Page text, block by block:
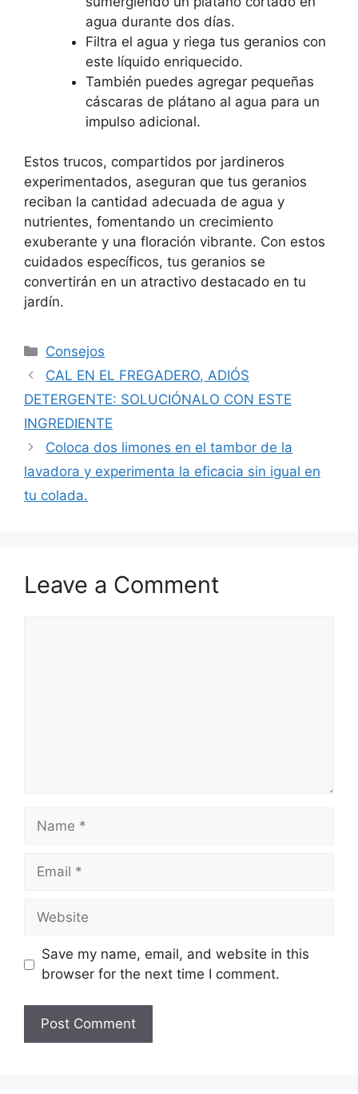
agua durante dos días.
Filtra el agua y riega tus geranios con
este líquido enriquecido.
También puedes agregar pequeñas
cáscaras de plátano al agua para un
impulso adicional.
Estos trucos, compartidos por jardineros
experimentados, aseguran que tus geranios
reciban la cantidad adecuada de agua y
nutrientes, fomentando un crecimiento
exuberante y una floración vibrante. Con estos
cuidados específicos, tus geranios se
convertirán en un atractivo destacado en tu
jardín.
Categories
Consejos
CAL EN EL FREGADERO, ADIÓS
DETERGENTE: SOLUCIÓNALO CON ESTE
INGREDIENTE
Coloca dos limones en el tambor de la
lavadora y experimenta la eficacia sin igual en
tu colada.
Leave a Comment
Name
Email
Website
Save my name, email, and website in this
browser for the next time I comment.